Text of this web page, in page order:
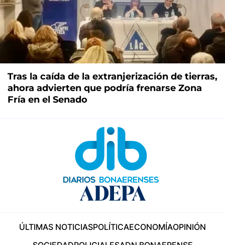
Tras la caída de la extranjerización de tierras,
ahora advierten que podría frenarse Zona
Fría en el Senado
ÚLTIMAS NOTICIASPOLÍTICAECONOMÍAOPINIÓN